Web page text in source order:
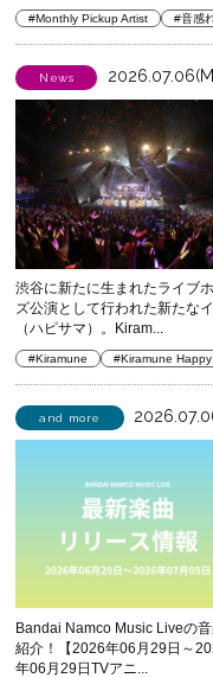
#Monthly Pickup Artist #音感
News
渋谷に新たに生まれたライブ
ズ公演として行われた新たな
（ハピサマ）。Kiram...
#Kiramune #Kiramune
and more
Bandai Namco Music Liveの
紹介！【2026年06月29日～
年06月29日TVアニ...